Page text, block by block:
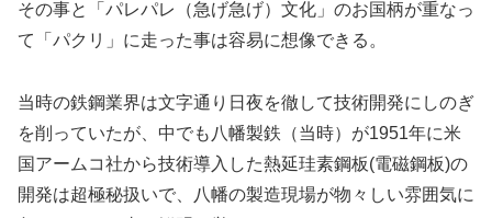
その事と「パレパレ（急げ急げ）文化」のお国柄が重なっ
て「パクリ」に走った事は容易に想像できる。
当時の鉄鋼業界は文字通り日夜を徹して技術開発にしのぎ
を削っていたが、中でも八幡製鉄（当時）が1951年に米
国アームコ社から技術導入した熱延珪素鋼板(電磁鋼板)の
開発は超極秘扱いで、八幡の製造現場が物々しい雰囲気に